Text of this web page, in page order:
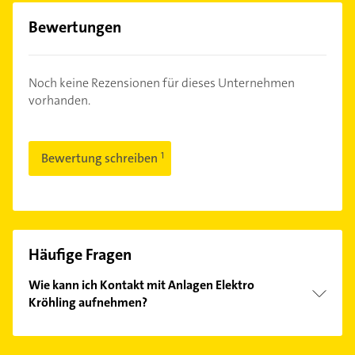
Bewertungen
Noch keine Rezensionen für dieses Unternehmen
vorhanden.
Bewertung schreiben
Häufige Fragen
Wie kann ich Kontakt mit Anlagen Elektro
Kröhling aufnehmen?